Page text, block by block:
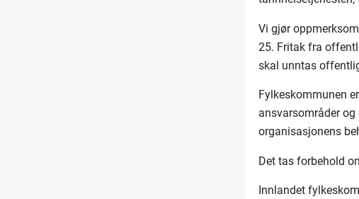
Vi gjør
25. Fritak fra
skal unntas
Fylkeskommunen
ansvarsområder
organisasjonens
Det tas forbehold
Innlandet